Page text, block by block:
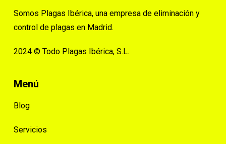
Somos Plagas Ibérica, una empresa de eliminación y
control de plagas en Madrid.
2024 © Todo Plagas Ibérica, S.L.
Menú
Blog
Servicios